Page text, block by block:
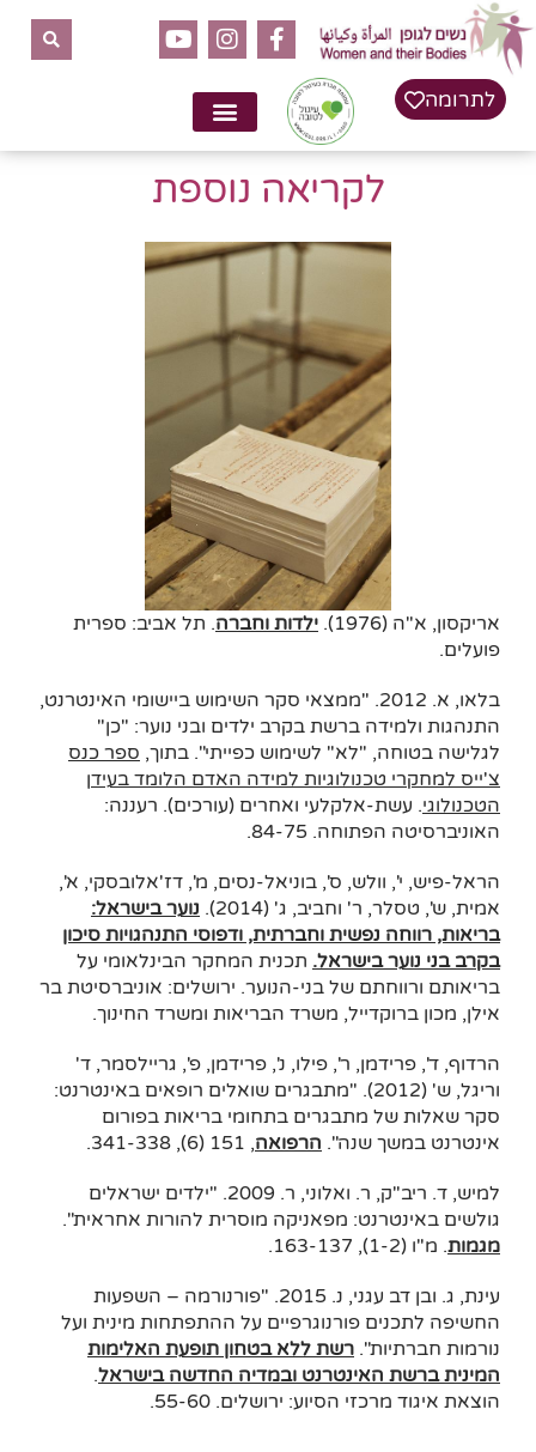
לתוכן
לתרומה
לקריאה נוספת
אריקסון, א"ה (1976). ילדות וחברה. תל אביב: ספרית
פועלים.
בלאו, א. 2012. "ממצאי סקר השימוש ביישומי האינטרנט,
התנהגות ולמידה ברשת בקרב ילדים ובני נוער: "כן"
לגלישה בטוחה, "לא" לשימוש כפייתי". בתוך, ספר כנס
צ'ייס למחקרי טכנולוגיות למידה האדם הלומד בעידן
הטכנולוגי. עשת-אלקלעי ואחרים (עורכים). רעננה:
האוניברסיטה הפתוחה. 84-75.
הראל-פיש, י', וולש, ס', בוניאל-נסים, מ', דז'אלובסקי, א',
אמית, ש', טסלר, ר' וחביב, ג' (2014).
נוער בישראל:
בריאות, רווחה נפשית וחברתית, ודפוסי התנהגויות סיכון
בקרב בני נוער בישראל. תכנית המחקר הבינלאומי על
בריאותם ורווחתם של בני-הנוער. ירושלים: אוניברסיטת בר
אילן, מכון ברוקדייל, משרד הבריאות ומשרד החינוך.
הרדוף, ד', פרידמן, ר', פילו, נ', פרידמן, פ', גריילסמר, ד'
וריגל, ש' (2012). "מתבגרים שואלים רופאים באינטרנט:
סקר שאלות של מתבגרים בתחומי בריאות בפורום
אינטרנט במשך שנה". הרפואה, 151 (6), 341-338.
למיש, ד. ריב"ק, ר. ואלוני, ר. 2009. "ילדים ישראלים
גולשים באינטרנט: מפאניקה מוסרית להורות אחראית".
מגמות. מ"ו (1-2), 163-137.
עינת, ג. ובן דב עגני, נ. 2015. "פורנורמה – השפעות
החשיפה לתכנים פורנוגרפיים על ההתפתחות מינית ועל
נורמות חברתיות". רשת ללא בטחון תופעת האלימות
המינית ברשת האינטרנט ובמדיה החדשה בישראל.
הוצאת איגוד מרכזי הסיוע: ירושלים. 55-60.